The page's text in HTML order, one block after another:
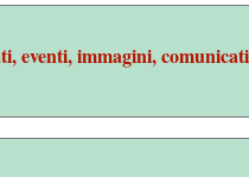
eventi, immagini, comunicati